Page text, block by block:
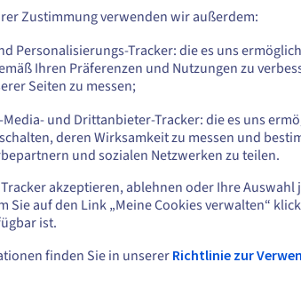
über die Sperrung des Domainnamens
Zustimmung verwenden wir außerdem:
Personalisierungs-Tracker: die es uns
Ihren Präferenzen und Nutzungen zu
Seiten zu messen;
und Drittanbieter-Tracker: die es uns
deren Wirksamkeit zu messen und
und sozialen Netzwerken zu teilen.
akzeptieren, ablehnen oder Ihre Auswahl
Sie auf den Link „Meine Cookies verwalten“
ist.
finden Sie in unsererRichtlinie zur